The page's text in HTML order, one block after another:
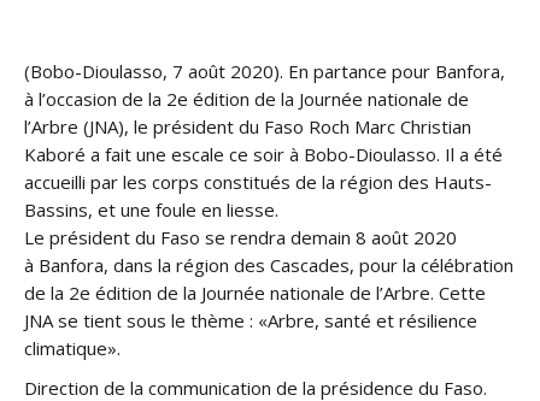
(Bobo-Dioulasso, 7 août 2020). En partance pour Banfora,
à l’occasion de la 2e édition de la Journée nationale de
l’Arbre (JNA), le président du Faso Roch Marc Christian
Kaboré a fait une escale ce soir à Bobo-Dioulasso. Il a été
accueilli par les corps constitués de la région des Hauts-
Bassins, et une foule en liesse.
Le président du Faso se rendra demain 8 août 2020
à Banfora, dans la région des Cascades, pour la célébration
de la 2e édition de la Journée nationale de l’Arbre. Cette
JNA se tient sous le thème : «Arbre, santé et résilience
climatique».
Direction de la communication de la présidence du Faso.